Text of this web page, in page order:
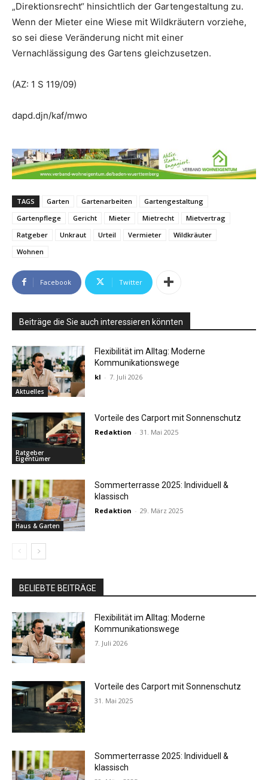
„Direktionsrecht“ hinsichtlich der Gartengestaltung zu.
Wenn der Mieter eine Wiese mit Wildkräutern vorziehe,
so sei diese Veränderung nicht mit einer
Vernachlässigung des Gartens gleichzusetzen.
(AZ: 1 S 119/09)
dapd.djn/kaf/mwo
TAGS Garten Gartenarbeiten
Gartengestaltung
Gartenpflege
Gericht Mieter Mietrecht
Mietvertrag
Ratgeber
Unkraut Urteil Vermieter
Wildkräuter
Wohnen
Facebook Twitter
Beiträge die Sie auch interessieren könnten
Aktuelles
Flexibilität im Alltag: Moderne
Kommunikationswege
kl - 7. Juli 2026
Ratgeber
Eigentümer
Vorteile des Carport mit Sonnenschutz
Redaktion - 31. Mai 2025
Haus & Garten
Sommerterrasse 2025: Individuell &
klassisch
Redaktion - 29. März 2025
BELIEBTE BEITRÄGE
Flexibilität im Alltag: Moderne
Kommunikationswege
7. Juli 2026
Vorteile des Carport mit Sonnenschutz
31. Mai 2025
Sommerterrasse 2025: Individuell &
klassisch